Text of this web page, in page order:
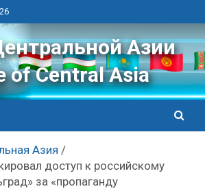
Азии
of Central Asia
Азия
доступ к российскому
за «пропаганду